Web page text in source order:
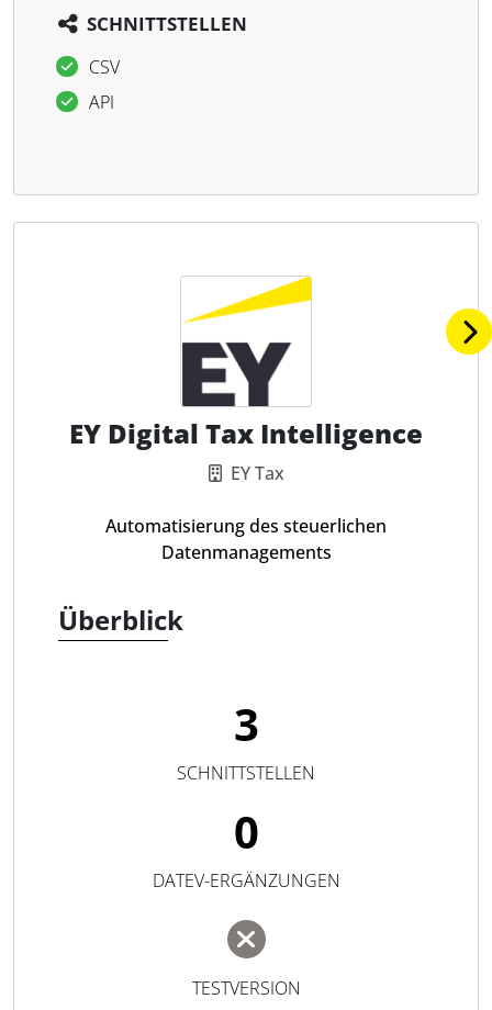
SCHNITTSTELLEN
CSV
API
EY Digital Tax Intelligence
EY Tax
Automatisierung des steuerlichen
Datenmanagements
Überblick
3
SCHNITTSTELLEN
0
DATEV-ERGÄNZUNGEN
TESTVERSION